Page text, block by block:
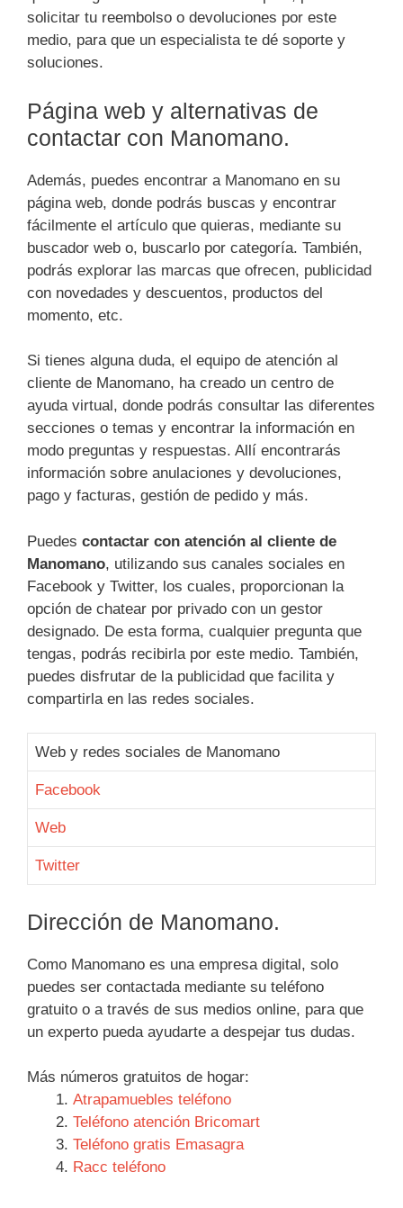
solicitar tu reembolso o devoluciones por este
medio, para que un especialista te dé soporte y
soluciones.
Página web y alternativas de
contactar con Manomano.
Además, puedes encontrar a Manomano en su
página web, donde podrás buscas y encontrar
fácilmente el artículo que quieras, mediante su
buscador web o, buscarlo por categoría. También,
podrás explorar las marcas que ofrecen, publicidad
con novedades y descuentos, productos del
momento, etc.
Si tienes alguna duda, el equipo de atención al
cliente de Manomano, ha creado un centro de
ayuda virtual, donde podrás consultar las diferentes
secciones o temas y encontrar la información en
modo preguntas y respuestas. Allí encontrarás
información sobre anulaciones y devoluciones,
pago y facturas, gestión de pedido y más.
Puedes contactar con atención al cliente de
Manomano, utilizando sus canales sociales en
Facebook y Twitter, los cuales, proporcionan la
opción de chatear por privado con un gestor
designado. De esta forma, cualquier pregunta que
tengas, podrás recibirla por este medio. También,
puedes disfrutar de la publicidad que facilita y
compartirla en las redes sociales.
Web y redes sociales de Manomano
Facebook
Web
Twitter
Dirección de Manomano.
Como Manomano es una empresa digital, solo
puedes ser contactada mediante su teléfono
gratuito o a través de sus medios online, para que
un experto pueda ayudarte a despejar tus dudas.
Más números gratuitos de hogar:
Atrapamuebles teléfono
Teléfono atención Bricomart
Teléfono gratis Emasagra
Racc teléfono